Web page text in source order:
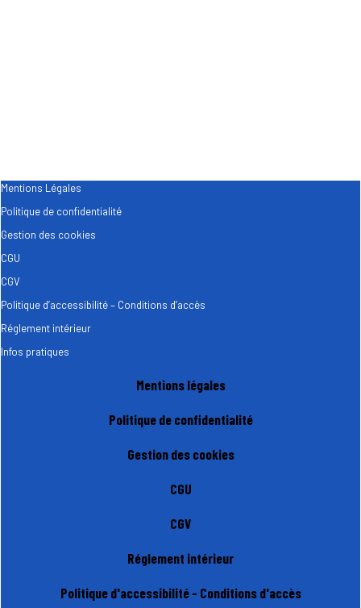
Mentions Légales
Politique de confidentialité
Gestion des cookies
CGU
CGV
Politique d’accessibilité – Conditions d’accès
Réglement intérieur
Infos pratiques
Mentions légales
Politique de confidentialité
Gestion des cookies
CGU
CGV
Réglement intérieur
Politique d'accessibilité - Conditions d'accès